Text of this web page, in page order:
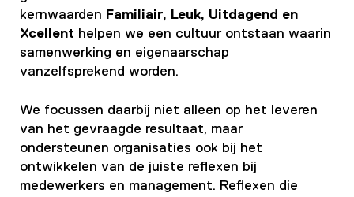
kernwaarden Familiair, Leuk, Uitdagend en
Xcellent helpen we een cultuur ontstaan waarin
samenwerking en eigenaarschap
vanzelfsprekend worden.
We focussen daarbij niet alleen op het leveren
van het gevraagde resultaat, maar
ondersteunen organisaties ook bij het
ontwikkelen van de juiste reflexen bij
medewerkers en management. Reflexen die